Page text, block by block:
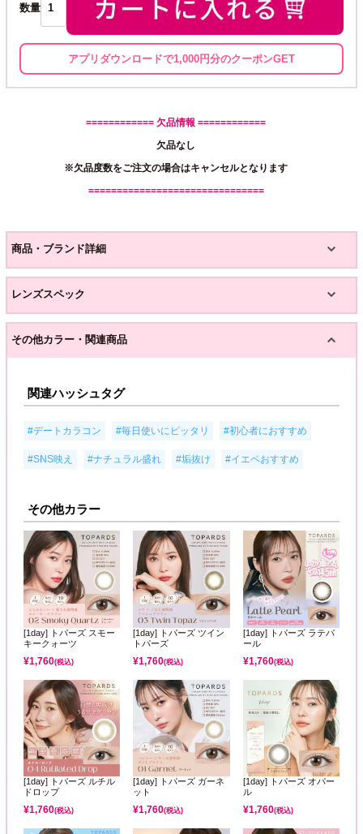
数量
アプリダウンロードで1,000円分のクーポンGET
============ 欠品情報 ============
欠品なし
※欠品度数をご注文の場合はキャンセルとなります
===============================
商品・ブランド詳細
レンズスペック
その他カラー・関連商品
関連ハッシュタグ
#デートカラコン #毎日使いにピッタリ #初心者におすすめ
#SNS映え #ナチュラル盛れ #垢抜け #イエベおすすめ
その他カラー
[1day] トパーズ スモー
キークォーツ
¥1,760(税込)
[1day] トパーズ ツイン
トパーズ
¥1,760(税込)
[1day] トパーズ ラテパ
ール
¥1,760(税込)
[1day] トパーズ ルチル
ドロップ
¥1,760(税込)
[1day] トパーズ ガーネ
ット
¥1,760(税込)
[1day] トパーズ オパー
ル
¥1,760(税込)